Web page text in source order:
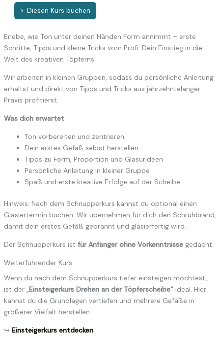
Diesen Kurs buchen
Erlebe, wie Ton unter deinen Händen Form annimmt – erste
Schritte, Tipps und kleine Tricks vom Profi. Dein Einstieg in die
Welt des kreativen Töpferns.
Wir arbeiten in kleinen Gruppen, sodass du persönliche Anleitung
erhältst und direkt von Tipps und Tricks aus jahrzehntelanger
Praxis profitierst.
Was dich erwartet
Ton vorbereiten und zentrieren
Dein erstes Gefäß selbst herstellen
Tipps zu Form, Proportion und Glasurideen
Persönliche Anleitung in kleiner Gruppe
Spaß und erste kreative Erfolge auf der Scheibe
Hinweis: Nach dem Schnupperkurs kannst du optional einen
Glasiertermin buchen. Wir übernehmen für dich den Schrühbrand,
damit dein erstes Gefäß gebrannt und glasierfertig wird.
Der Schnupperkurs ist für Anfänger ohne Vorkenntnissegedacht.
Weiterführender Kurs
Wenn du nach dem Schnupperkurs tiefer einsteigen möchtest,
ist der „Einsteigerkurs Drehen an der Töpferscheibe“ideal. Hier
kannst du die Grundlagen vertiefen und mehrere Gefäße in
größerer Vielfalt herstellen.
↪ Einsteigerkurs entdecken